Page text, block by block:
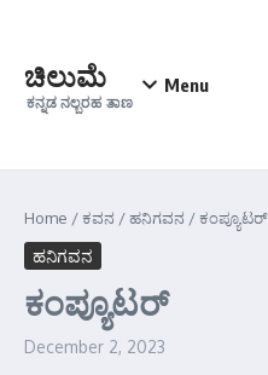
ಚಿಲುಮೆ
ಕನ್ನಡ ನಲ್ಬರಹ ತಾಣ
Menu
Home /ಕವನ /ಹನಿಗವನ /ಕಂಪ್ಯೂಟರ್‍
ಹನಿಗವನ
ಕಂಪ್ಯೂಟರ್‍
December 2, 2023